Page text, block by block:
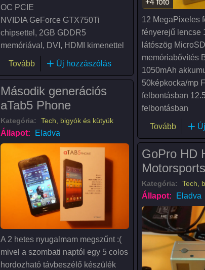
OC PCIE
NVIDIA GeForce GTX750Ti
chipsettel, 2GB GDDR5
memóriával, DVI, HDMI kimenettel
Tovább(Gigabyte GeForce GTX 750 Ti)
Új hozzászólás
+4 fotó
12 MegaPixeles
fényerejű lencse
látószög
memóriabővítés
1050mAh
50képkocka/mp
felbontásban
felbontásban
Tovább(GoPro
Második generációs
aTab5 Phone
Kategória: Tech, bigyók és kütyük
Állapot: Eladva
A 2 hetes nyugalmam megszűnt :(
mivel a szombati naptól egy 5 colos
hordozható távbeszélő készülék
GoPro HD
Kategória: Tech,
Állapot: Eladva